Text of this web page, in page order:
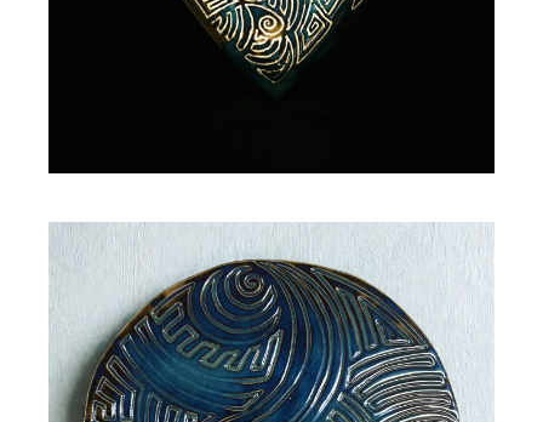
Décoration murale en